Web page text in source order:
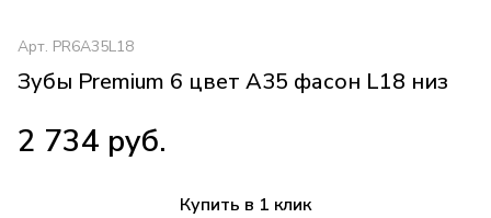
Арт. PR6A35L18
Зубы Premium 6 цвет A35 фасон L18 низ
2 734 руб.
Купить в 1 клик